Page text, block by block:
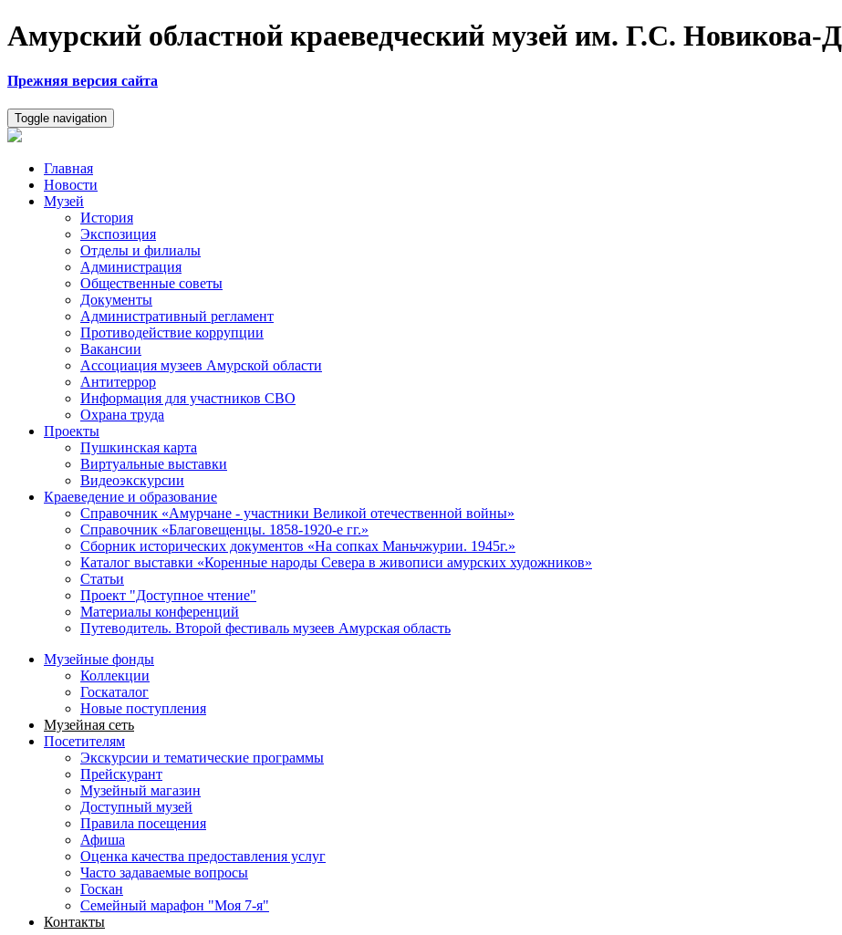
Амурский областной краеведческий музей им. Г.С. Новикова-
Прежняя версия сайта
Toggle navigation
Главная
Новости
Музей
История
Экспозиция
Отделы и филиалы
Администрация
Общественные советы
Документы
Административный регламент
Противодействие коррупции
Вакансии
Ассоциация музеев Амурской области
Антитеррор
Информация для участников СВО
Охрана труда
Проекты
Пушкинская карта
Виртуальные выставки
Видеоэкскурсии
Краеведение и образование
Справочник «Амурчане - участники Великой отечественной войны»
Справочник «Благовещенцы. 1858-1920-е гг.»
Сборник исторических документов «На сопках Маньчжурии. 1945г.»
Каталог выставки «Коренные народы Севера в живописи амурских художников»
Статьи
Проект "Доступное чтение"
Материалы конференций
Путеводитель. Второй фестиваль музеев Амурская область
Музейные фонды
Коллекции
Госкаталог
Новые поступления
Музейная сеть
Посетителям
Экскурсии и тематические программы
Прейскурант
Музейный магазин
Доступный музей
Правила посещения
Афиша
Оценка качества предоставления услуг
Часто задаваемые вопросы
Госкан
Семейный марафон "Моя 7-я"
Контакты